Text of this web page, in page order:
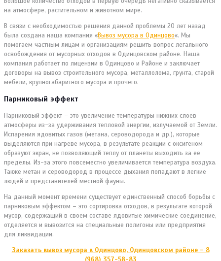
на атмосфере, растительном и животном мире.
В связи с необходимостью решения данной проблемы 20 лет назад
была создана наша компания «Вывоз мусора в Одинцово«. Мы
помогаем частным лицам и организациям решить вопрос легального
освобождения от мусорных отходов в Одинцовском районе. Наша
компания работает по лицензии в Одинцово и Районе и заключает
договоры на вывоз строительного мусора, металлолома, грунта, старой
мебели, крупногабаритного мусора и прочего.
Парниковый эффект
Парниковый эффект – это увеличение температуры нижних слоев
атмосферы из-за удерживания тепловой энергии, излучаемой от Земли.
Испарения ядовитых газов (метана, сероводорода и др.), которые
выделяются при нагреве мусора, в результате реакции с оксигеном
образуют экран, не позволяющий теплу от планеты выходить за ее
пределы. Из-за этого повсеместно увеличивается температура воздуха.
Также метан и сероводород в процессе дыхания попадают в легкие
людей и представителей местной фауны.
На данный момент времени существует единственный способ борьбы с
парниковым эффектом – это сортировка отходов, в результате которой
мусор, содержащий в своем составе ядовитые химические соединение,
отделяется и вывозится на специальные полигоны или предприятия
для ликвидации.
Заказать вывоз мусора в Одинцово, Одинцовском районе – 8
(968) 357-58-83